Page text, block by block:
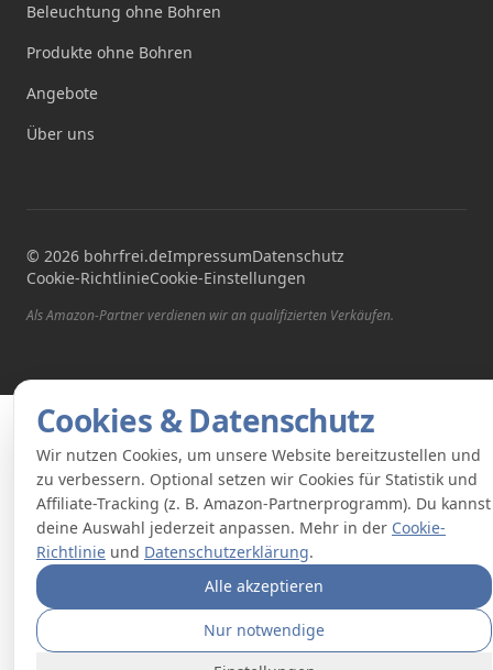
Beleuchtung ohne Bohren
Produkte ohne Bohren
Angebote
Über uns
© 2026 bohrfrei.deImpressumDatenschutz
Cookie-RichtlinieCookie-Einstellungen
Als Amazon-Partner verdienen wir an qualifizierten Verkäufen.
Cookies & Datenschutz
Wir nutzen Cookies, um unsere Website bereitzustellen und
zu verbessern. Optional setzen wir Cookies für Statistik und
Affiliate-Tracking (z. B. Amazon-Partnerprogramm). Du kannst
deine Auswahl jederzeit anpassen. Mehr in der Cookie-
Richtlinie und Datenschutzerklärung.
Nur notwendige
Alle akzeptieren